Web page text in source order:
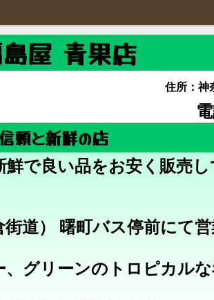
屋 青果店
住所：神
頼と新鮮の店
で良い品をお安く販売
街道） 曙町バス停前にて
グリーンのトロピカル